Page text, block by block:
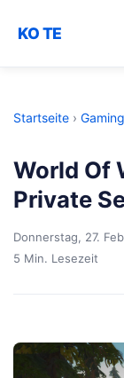
KO TE
Startseite › Gaming
World Of
Private
Donnerstag, 27.
5 Min. Lesezeit